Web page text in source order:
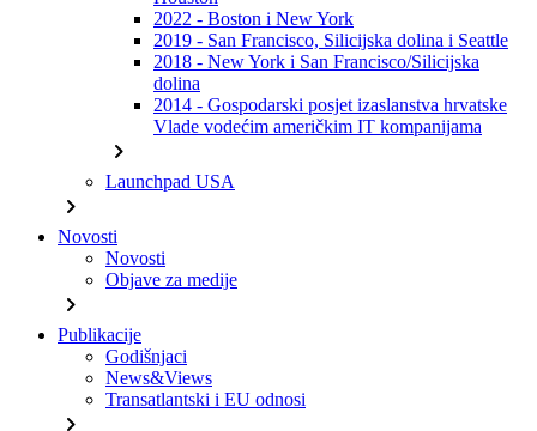
2022 - Boston i New York
2019 - San Francisco, Silicijska dolina i Seattle
2018 - New York i San Francisco/Silicijska
dolina
2014 - Gospodarski posjet izaslanstva hrvatske
Vlade vodećim američkim IT kompanijama
chevron_right
Launchpad USA
chevron_right
Novosti
Novosti
Objave za medije
chevron_right
Publikacije
Godišnjaci
News&Views
Transatlantski i EU odnosi